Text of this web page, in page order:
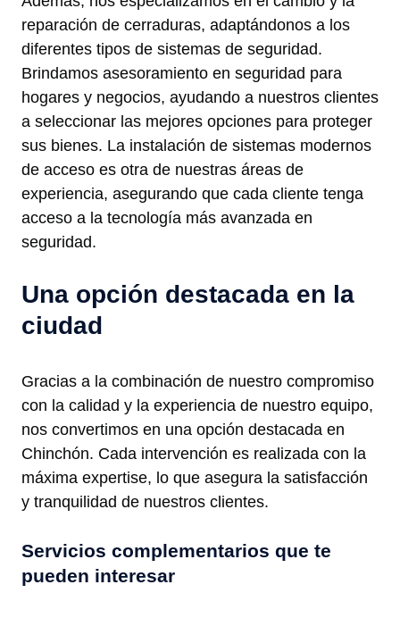
reparación de cerraduras, adaptándonos a los
diferentes tipos de sistemas de seguridad.
Brindamos asesoramiento en seguridad para
hogares y negocios, ayudando a nuestros clientes
a seleccionar las mejores opciones para proteger
sus bienes. La instalación de sistemas modernos
de acceso es otra de nuestras áreas de
experiencia, asegurando que cada cliente tenga
acceso a la tecnología más avanzada en
seguridad.
Una opción destacada en la
ciudad
Gracias a la combinación de nuestro compromiso
con la calidad y la experiencia de nuestro equipo,
nos convertimos en una opción destacada en
Chinchón. Cada intervención es realizada con la
máxima expertise, lo que asegura la satisfacción
y tranquilidad de nuestros clientes.
Servicios complementarios que te
pueden interesar